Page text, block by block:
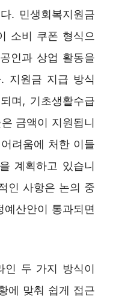
. 민생회복지원금
소비 쿠폰 형식으
인과 상업 활동을
지원금 지급 방식
며, 기초생활수급
금액이 지원됩니
려움에 처한 이들
계획하고 있습니
인 사항은 논의 중
예산안이 통과되면
인 두 가지 방식이
에 맞춰 쉽게 접근